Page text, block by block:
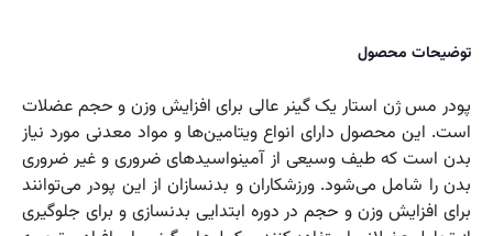
توضیحات محصول
پودر مس ژن استار یک گینر عالی برای افزایش وزن و حجم عضلات
است. این محصول دارای انواع ویتامین‌ها و مواد معدنی مورد نیاز
بدن است که طیف وسیعی از آمینواسیدهای ضروری و غیر ضروری
بدن را شامل می‌شود. ورزشکاران و بدنسازان از این پودر می‌توانند
برای افزایش وزن و حجم در دوره ابتدایی بدنسازی و برای جلوگیری